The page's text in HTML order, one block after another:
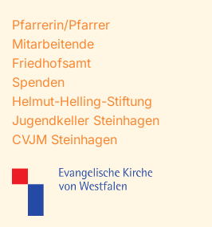
Pfarrerin/Pfarrer
Mitarbeitende
Friedhofsamt
Spenden
Helmut-Helling-Stiftung
Jugendkeller Steinhagen
CVJM Steinhagen